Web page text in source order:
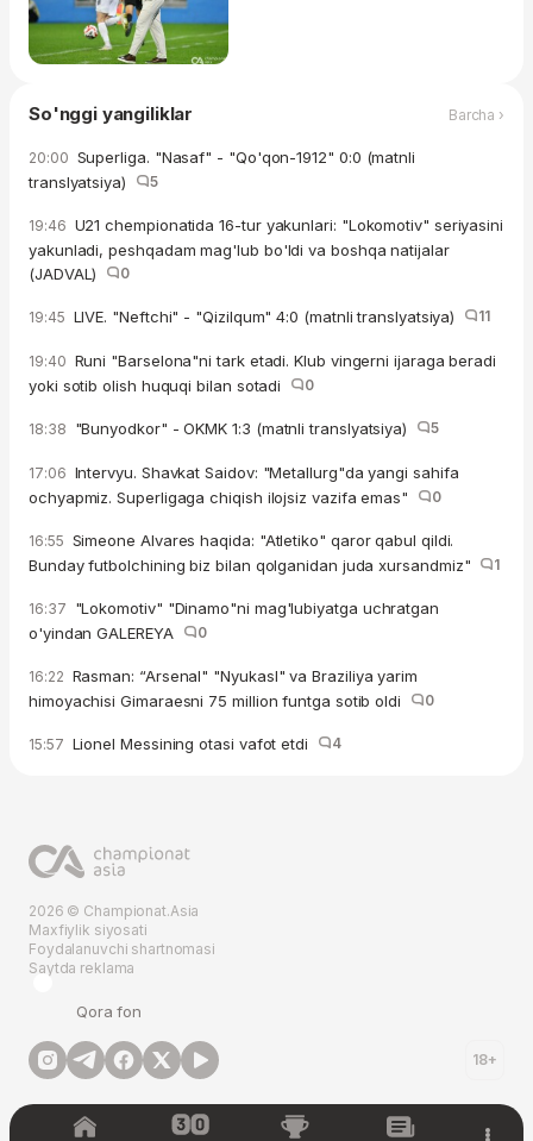
So'nggi yangiliklar Barcha ›
20:00 Superliga. "Nasaf" - "Qo'qon-1912" 0:0 (matnli
translyatsiya)
5
19:46 U21 chempionatida 16-tur yakunlari: "Lokomotiv" seriyasini
yakunladi, peshqadam mag'lub bo'ldi va boshqa natijalar
(JADVAL)
0
19:45 LIVE. "Neftchi" - "Qizilqum" 4:0 (matnli translyatsiya) 11
19:40 Runi "Barselona"ni tark etadi. Klub vingerni ijaraga beradi
yoki sotib olish huquqi bilan sotadi
0
18:38 "Bunyodkor" - OKMK 1:3 (matnli translyatsiya) 5
17:06 Intervyu. Shavkat Saidov: "Metallurg"da yangi sahifa
ochyapmiz. Superligaga chiqish ilojsiz vazifa emas"
0
16:55 Simeone Alvares haqida: "Atletiko" qaror qabul qildi.
Bunday futbolchining biz bilan qolganidan juda xursandmiz"
1
16:37 "Lokomotiv" "Dinamo"ni mag'lubiyatga uchratgan
o'yindan GALEREYA
0
16:22 Rasman: “Arsenal" "Nyukasl" va Braziliya yarim
himoyachisi Gimaraesni 75 million funtga sotib oldi
0
15:57 Lionel Messining otasi vafot etdi 4
2026 © Championat.Asia
Maxfiylik siyosati
Foydalanuvchi shartnomasi
Saytda reklama
Qora fon
18+